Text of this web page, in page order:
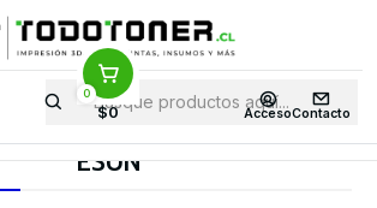
0
$0 AccesoContacto
enTienda· Despachoa Todo Chile · Retiro en
Tienda en24 Horas
FILAMENTOS TODO PET
ESUN
ESUN